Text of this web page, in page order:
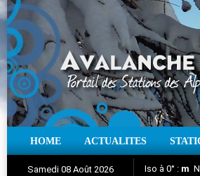
HOME ACTUALITES
Samedi 08 Août 2026 Iso à 0° : m